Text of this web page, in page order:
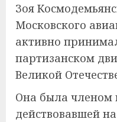
Зоя
Московского
активно
партизанском
Великой
Она была членом
действовавшей